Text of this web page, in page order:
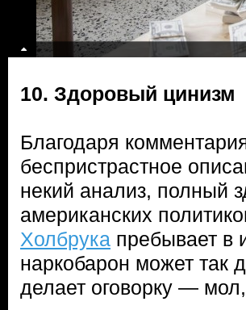
10. Здоровый цинизм
Благодаря
беспристрастное
некий анализ, полный
американских
Холбрука пребывает в
наркобарон может так
делает оговорку —